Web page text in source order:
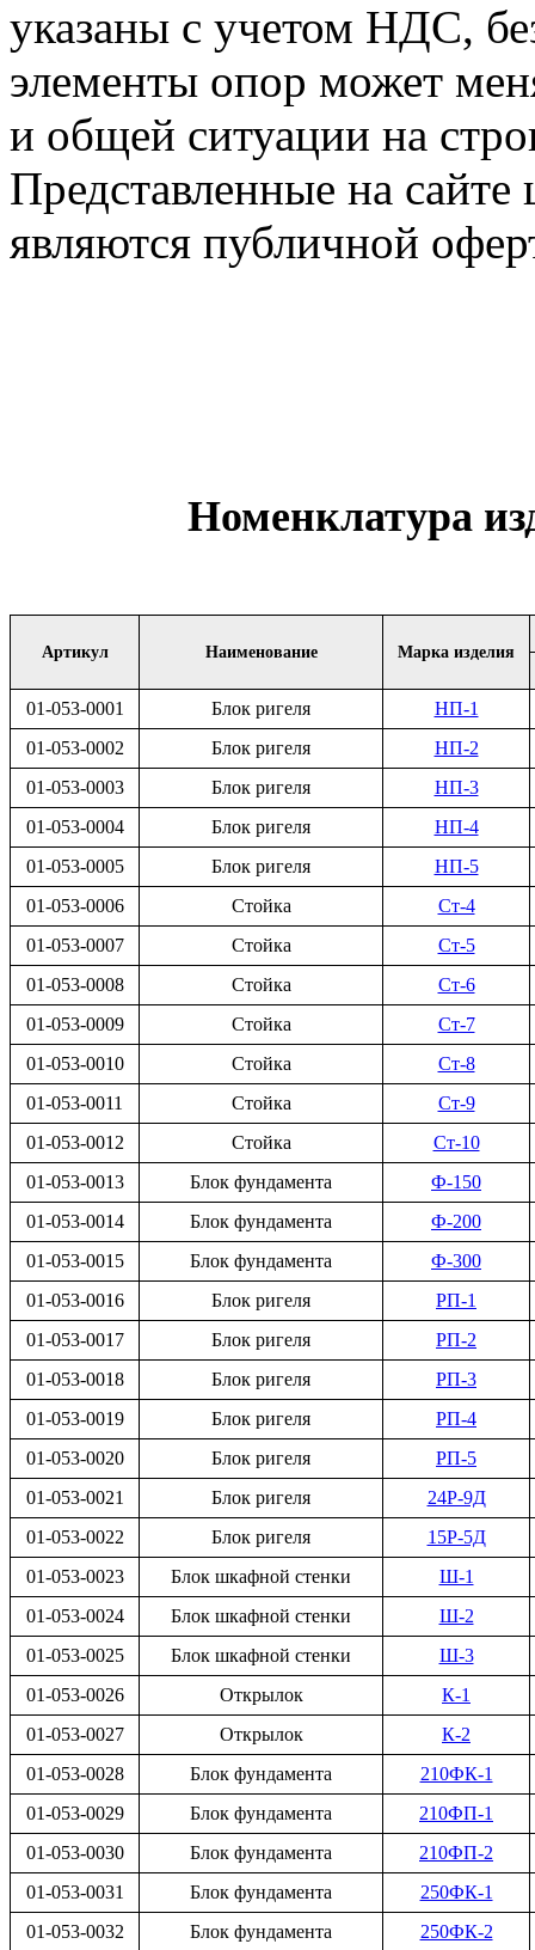
указаны с учетом НДС,
элементы опор может
и общей ситуации на
Представленные на
являются публичной
Номенклатура
Артикул Наименование Марка изделия
01-053-0001 Блок ригеля
НП-1
01-053-0002
Блок ригеля
НП-2
01-053-0003
Блок ригеля
НП-3
01-053-0004
Блок ригеля
НП-4
01-053-0005
Блок ригеля
НП-5
01-053-0006
Стойка
Ст-4
01-053-0007
Стойка
Ст-5
01-053-0008
Стойка
Ст-6
01-053-0009
Стойка
Ст-7
01-053-0010
Стойка
Ст-8
01-053-0011
Стойка
Ст-9
01-053-0012
Стойка
Ст-10
01-053-0013
Блок фундамента
Ф-150
01-053-0014
Блок фундамента
Ф-200
01-053-0015
Блок фундамента
Ф-300
01-053-0016
Блок ригеля
РП-1
01-053-0017
Блок ригеля
РП-2
01-053-0018
Блок ригеля
РП-3
01-053-0019
Блок ригеля
РП-4
01-053-0020
Блок ригеля
РП-5
01-053-0021
Блок ригеля
24Р-9Д
01-053-0022
Блок ригеля
15Р-5Д
01-053-0023
Блок шкафной стенки
Ш-1
01-053-0024
Блок шкафной стенки
Ш-2
01-053-0025
Блок шкафной стенки
Ш-3
01-053-0026
Открылок
К-1
01-053-0027
Открылок
К-2
01-053-0028
Блок фундамента
210ФК-1
01-053-0029
Блок фундамента
210ФП-1
01-053-0030
Блок фундамента
210ФП-2
01-053-0031
Блок фундамента
250ФК-1
01-053-0032
Блок фундамента
250ФК-2